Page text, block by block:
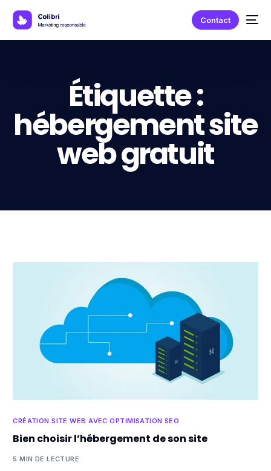
Contact
Étiquette :
hébergement site
web gratuit
CRÉATION SITE WEB AVEC OPTIMISATION SEO
Bien choisir l’hébergement de son site
5 MIN DE LECTURE